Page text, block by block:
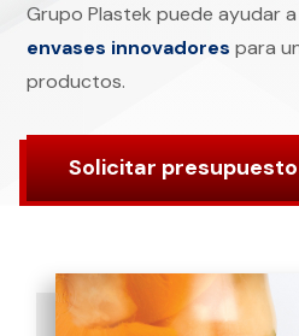
Grupo Plastek puede ayudar
envases innovadores para
productos.
Solicitar presupuesto